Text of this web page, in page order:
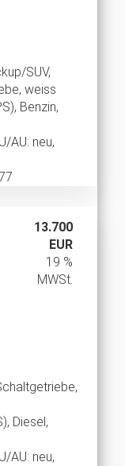
SUV,
weiss
Benzin,
AU: neu,
13.700
EUR
19 %
MWSt.
Diesel,
AU: neu,